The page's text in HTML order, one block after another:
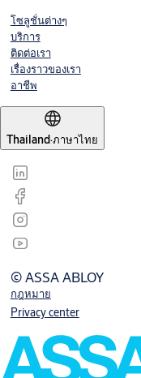
โซลูชั่นต่างๆ
บริการ
ติดต่อเรา
เรื่องราวของเรา
อาชีพ
Thailand·ภาษาไทย
© ASSA ABLOY
กฎหมาย
Privacy center